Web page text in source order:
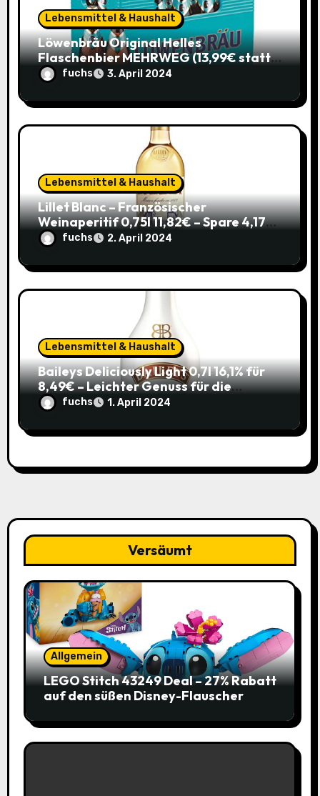
o
Lebensmittel & Haushalt
Löwenbräu Original Helles
Flaschenbier MEHRWEG (13,99€ statt
17,49€) – Ein typisches Münchner
Original zum Sparpreis
fuchs 3. April 2024
Lebensmittel & Haushalt
Lillet Blanc – Französischer
Weinaperitif 0,75l 11,82€ – Spare 4,17€
im Sparabo
fuchs 2. April 2024
Lebensmittel & Haushalt
Baileys Deliciously Light 0,7l 16,1% für
8,49€ – Leichter Genuss für die
Sommerparty (ehem. 14,99€)
fuchs 1. April 2024
Versäumt
Allgemein
LEGO Stitch 43249 Deal – 27% Rabatt
auf den süßen Disney-Flauscher